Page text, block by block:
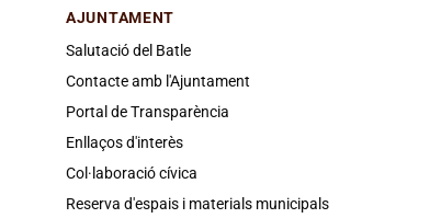
AJUNTAMENT
Salutació del Batle
Contacte amb l'Ajuntament
Portal de Transparència
Enllaços d'interès
Col·laboració cívica
Reserva d'espais i materials municipals